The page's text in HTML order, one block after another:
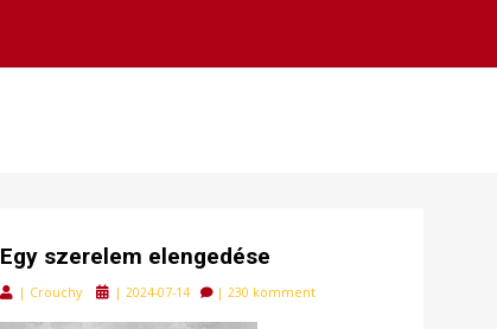
Egy szerelem elengedése
| Crouchy
Posted
|2024-07-14 |230 komment